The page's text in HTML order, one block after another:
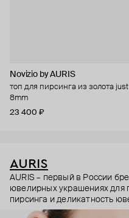
Novizio by AURIS
топ для пирсинга из золота
8mm
23 400 ₽
AURIS
AURIS – первый в России
ювелирных украшениях для
пирсинга и деликатность
украшения ручной работы.